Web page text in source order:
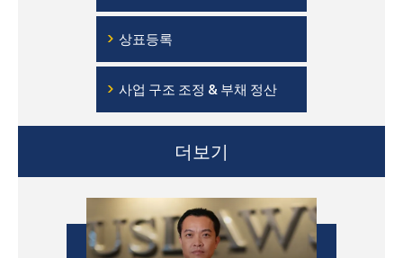
› 상표등록
› 사업 구조 조정 & 부채 정산
더보기